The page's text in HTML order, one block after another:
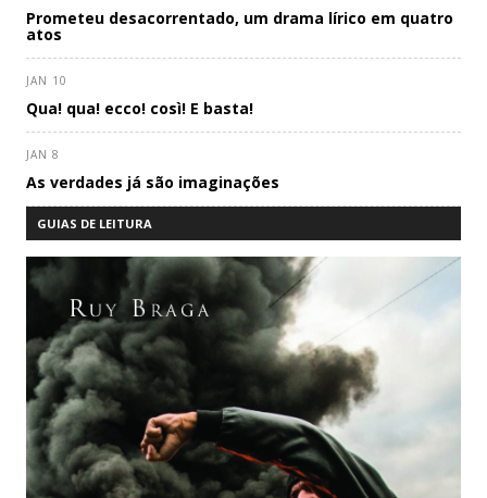
Prometeu desacorrentado, um drama lírico em quatro
atos
JAN 10
Qua! qua! ecco! così! E basta!
JAN 8
As verdades já são imaginações
GUIAS DE LEITURA